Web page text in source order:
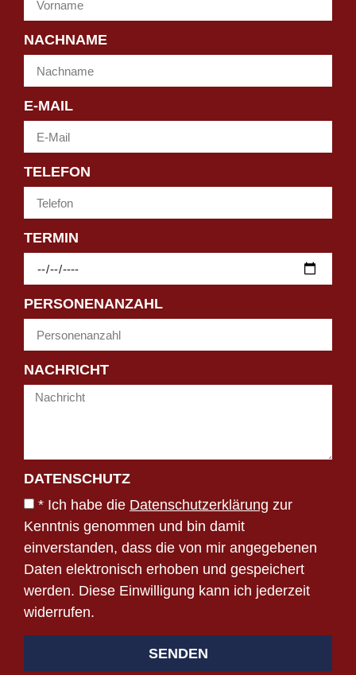
NACHNAME
E-MAIL
TELEFON
TERMIN
PERSONENANZAHL
NACHRICHT
DATENSCHUTZ
* Ich habe die Datenschutzerklärung zur
Kenntnis genommen und bin damit
einverstanden, dass die von mir angegebenen
Daten elektronisch erhoben und gespeichert
werden. Diese Einwilligung kann ich jederzeit
widerrufen.
SENDEN